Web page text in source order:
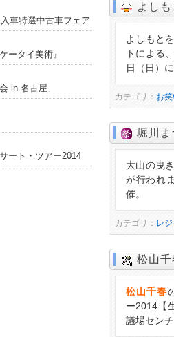
よし
よしもと
トによる
日（日）
カテゴリ： お
堀川ま
大山の曳
が行われ
催。
カテゴリ： レ
松山
松山千春
ー2014【
議場セン
車特選中古車フェア
ータイ美術』
in 名古屋
ート・ツアー2014